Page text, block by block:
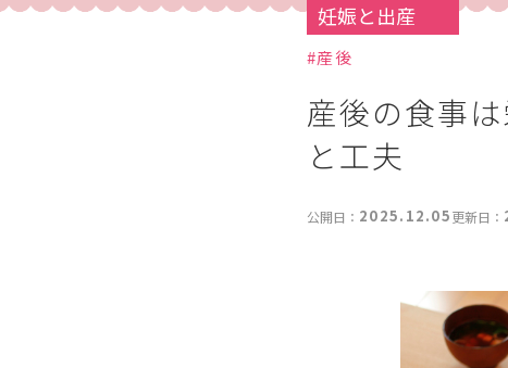
妊娠と出産
#産後
産後の食事
と工夫
公開日： 2025.12.05更新日：